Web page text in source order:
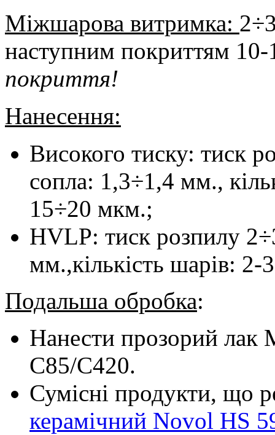
Міжшарова витримка:
наступним покриттям 10-
покриття!
Нанесення:
Високого тиску: тиск
сопла: 1,3÷1,4 мм.,
15÷20 мкм.;
HVLP: тиск розпилу
мм.,кількість шарів:
Подальша обробка:
Нанести прозорий
С85/С420.
Сумісні продукти, що
керамічний Novol НS